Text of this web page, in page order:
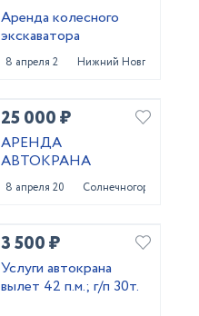
Аренда колесного
экскаватора
8 апреля 2025 Нижний Новгород
25 000 ₽
АРЕНДА
АВТОКРАНА
8 апреля 2025 Солнечногорск
3 500 ₽
Услуги автокрана
вылет 42 п.м.; г/п 30т.